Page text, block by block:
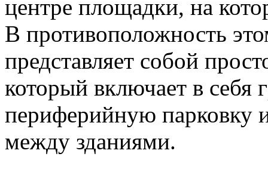
центре площадки, на
В противоположность
представляет собой
который включает в себя
периферийную парковку
между зданиями.